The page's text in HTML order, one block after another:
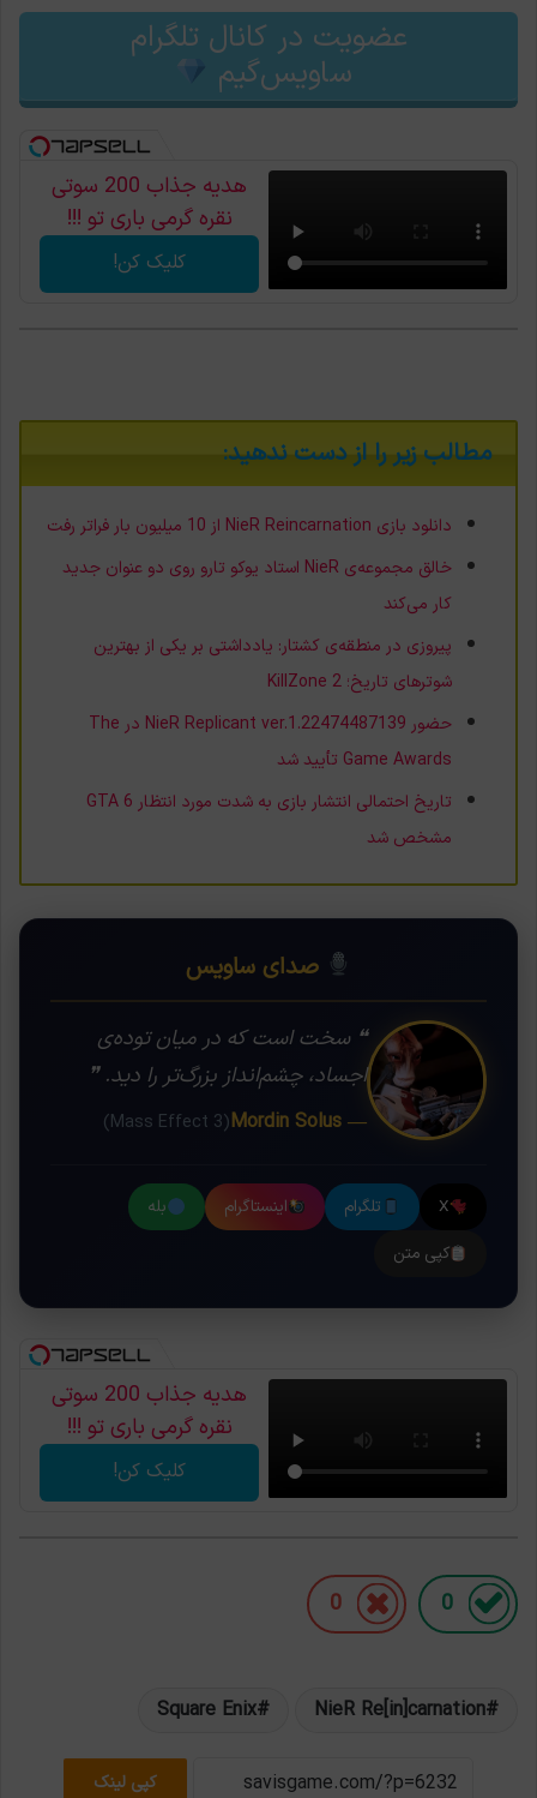
عضویت در کانال تلگرام
ساویس‌گیم
هدیه جذاب 200 سوتی
نقره گرمی باری تو !!!
کلیک کن!
مطالب زیر را از دست ندهید:
دانلود بازی NieR Reincarnation از 10 میلیون بار فراتر رفت
خالق مجموعه‌ی NieR استاد یوکو تارو روی دو عنوان جدید
کار می‌کند
پیروزی در منطقه‌ی کشتار: یادداشتی بر یکی از بهترین
شوترهای تاریخ؛ KillZone 2
حضور NieR Replicant ver.1.22474487139 در The
Game Awards تأیید شد
تاریخ احتمالی انتشار بازی به شدت مورد انتظار GTA 6
مشخص شد
صدای ساویس
❝ سخت است که در میان توده‌ی
اجساد، چشم‌انداز بزرگ‌تر را دید. ❞
— Mordin Solus
(Mass Effect 3)
X تلگرام اینستاگرام
بله
کپی متن
هدیه جذاب 200 سوتی
نقره گرمی باری تو !!!
کلیک کن!
0
0
NieR Re[in]carnation
Square Enix
کپی لینک